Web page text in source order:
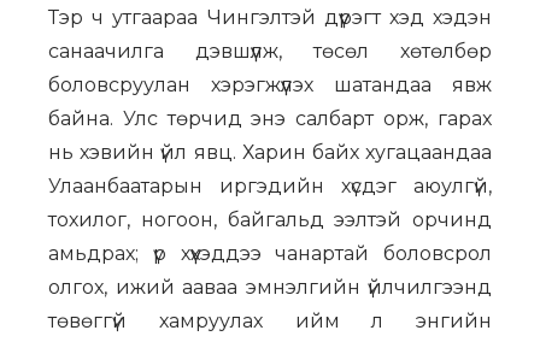
Тэр ч утгаараа Чингэлтэй дүүрэгт хэд хэдэн
санаачилга дэвшүүлж, төсөл хөтөлбөр
боловсруулан хэрэгжүүлэх шатандаа явж
байна. Улс төрчид энэ салбарт орж, гарах
нь хэвийн үйл явц. Харин байх хугацаандаа
Улаанбаатарын иргэдийн хүсдэг аюулгүй,
тохилог, ногоон, байгальд ээлтэй орчинд
амьдрах; үр хүүхэддээ чанартай боловсрол
олгох, ижий ааваа эмнэлгийн үйлчилгээнд
төвөггүй хамруулах ийм л энгийн